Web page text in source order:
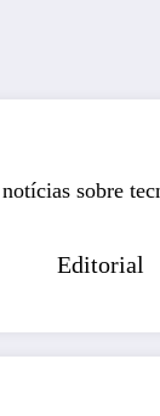
sobre
Editorial